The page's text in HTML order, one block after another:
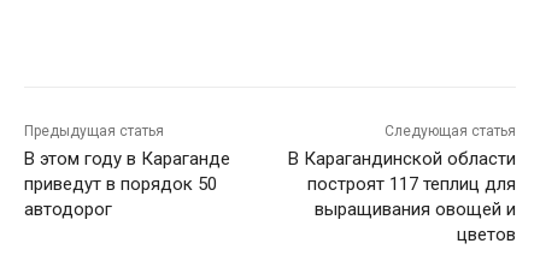
Предыдущая статья
В этом году в Караганде
приведут в порядок 50
автодорог
Следующая статья
В Карагандинской области
построят 117 теплиц для
выращивания овощей и
цветов